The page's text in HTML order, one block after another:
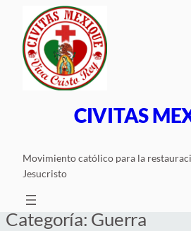
contenido
CIVITAS
Movimiento católico para la
Jesucristo
Categoría: Guerra